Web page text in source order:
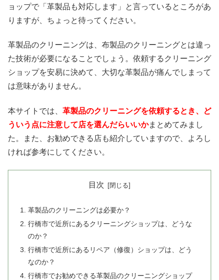
ョップで「革製品も対応します」と言っているところがあ
りますが、ちょっと待ってください。
革製品のクリーニングは、布製品のクリーニングとは違っ
た技術が必要になることでしょう。依頼するクリーニング
ショップを安易に決めて、大切な革製品が痛んでしまって
は意味がありません。
本サイトでは、 革製品のクリーニングを依頼するとき、ど
ういう点に注意して店を選んだらいいかまとめてみまし
た。また、お勧めできる店も紹介していますので、よろし
ければ参考にしてください。
目次
革製品のクリーニングは必要か？
行橋市で近所にあるクリーニングショップは、どうな
のか？
行橋市で近所にあるリペア（修復）ショップは、どう
なのか？
行橋市でお勧めできる革製品のクリーニングショップ